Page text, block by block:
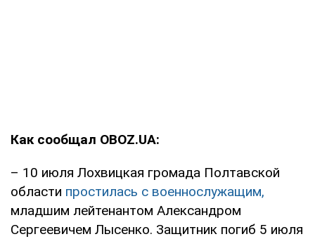
Как сообщал OBOZ.UA:
– 10 июля Лохвицкая громада Полтавской
области простилась с военнослужащим,
младшим лейтенантом Александром
Сергеевичем Лысенко. Защитник погиб 5 июля